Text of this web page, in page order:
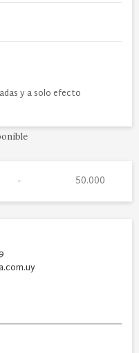
y a solo efecto
50.000